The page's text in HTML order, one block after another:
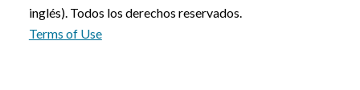
inglés). Todos los derechos reservados.
Terms of Use